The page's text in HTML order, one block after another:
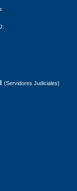
(Servidores Judiciales)